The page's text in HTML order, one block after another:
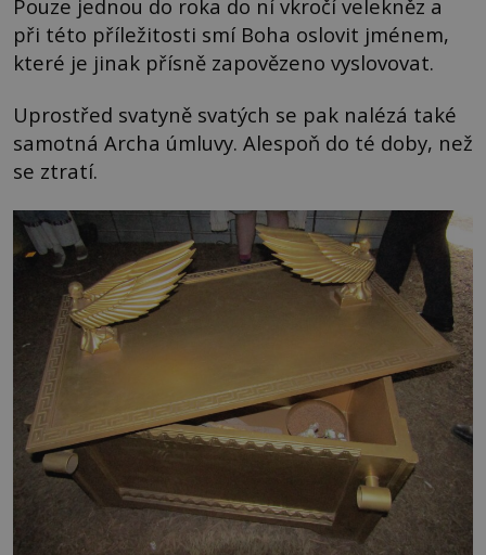
Pouze jednou do roka do ní vkročí velekněz a
při této příležitosti smí Boha oslovit jménem,
které je jinak přísně zapovězeno vyslovovat.
Uprostřed svatyně svatých se pak nalézá také
samotná Archa úmluvy. Alespoň do té doby, než
se ztratí.